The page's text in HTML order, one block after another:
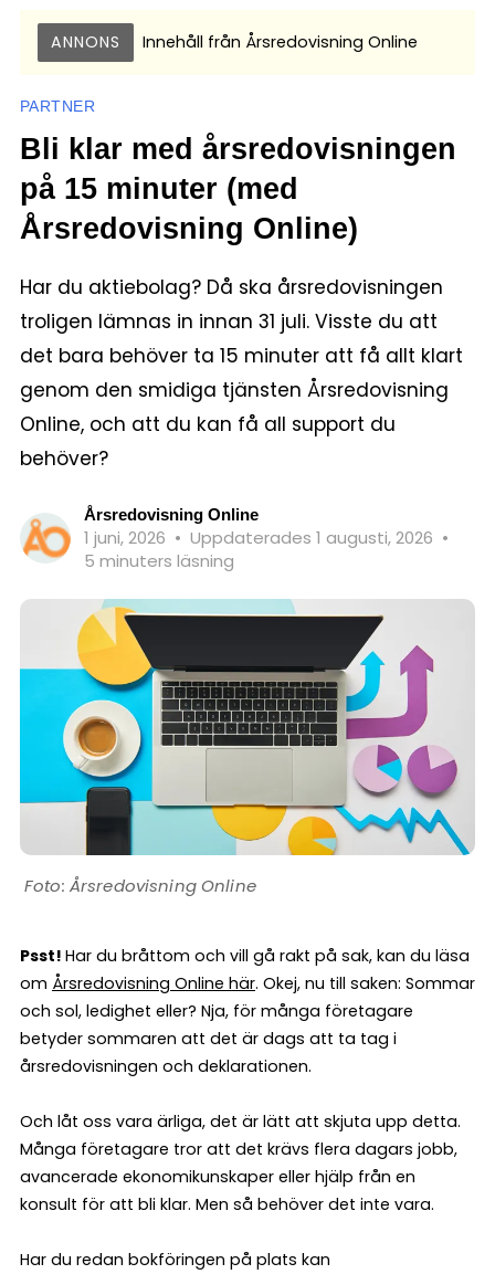
ANNONS Innehåll från Årsredovisning Online
PARTNER
Bli klar med årsredovisningen
på 15 minuter (med
Årsredovisning Online)
Har du aktiebolag? Då ska årsredovisningen
troligen lämnas in innan 31 juli. Visste du att
det bara behöver ta 15 minuter att få allt klart
genom den smidiga tjänsten Årsredovisning
Online, och att du kan få all support du
behöver?
Årsredovisning Online
1 juni, 2026 • Uppdaterades 1 augusti, 2026 •
5 minuters läsning
Årsredovisning Online
Psst! Har du bråttom och vill gå rakt på sak, kan du läsa
om Årsredovisning Online här. Okej, nu till saken: Sommar
och sol, ledighet eller? Nja, för många företagare
betyder sommaren att det är dags att ta tag i
årsredovisningen och deklarationen.
Och låt oss vara ärliga, det är lätt att skjuta upp detta.
Många företagare tror att det krävs flera dagars jobb,
avancerade ekonomikunskaper eller hjälp från en
konsult för att bli klar. Men så behöver det inte vara.
Har du redan bokföringen på plats kan